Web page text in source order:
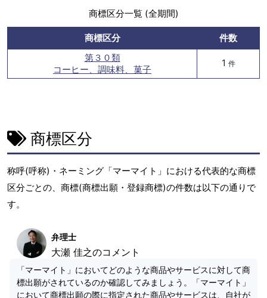
商標区分一覧 (全期間)
商標区分
件数
第３０類
コーヒー、調味料、菓子
1 件
商標区分
称呼(呼称)・ネーミング「マーマイト」における代表的な商標
区分ごとの、商標(商標出願・登録商標)の件数は以下の通りで
す。
弁理士
大瀬 佳之のコメント
「マーマイト」においてどのような商品やサービスに対して商
標出願がされているのか確認してみましょう。「マーマイト」
において商標出願の際に指定された商品やサービスは、自社が